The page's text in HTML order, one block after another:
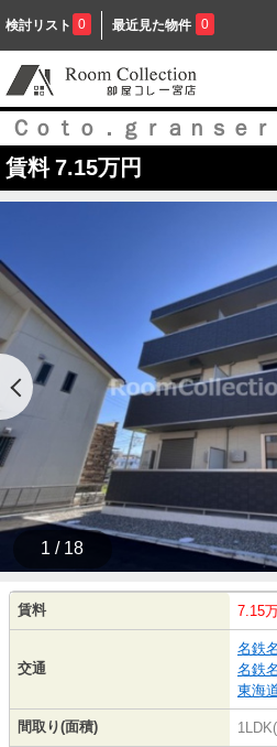
検討リスト 0 最近見た物件 0
Ｃｏｔｏ．ｇｒａｎｓｅｒ
賃料 7.15万円
1 / 18
賃料 7.15
交通
名鉄
名鉄
東海
間取り(面積)